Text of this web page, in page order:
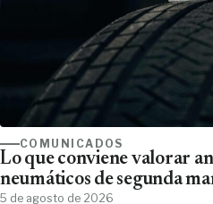
COMUNICADOS
Lo que conviene valorar
neumáticos de segunda
5 de agosto de 2026